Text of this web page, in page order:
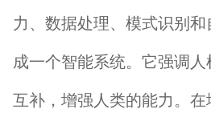
力、数据处理、模式识别
成一个智能系统。它强调
互补，增强人类的能力。在